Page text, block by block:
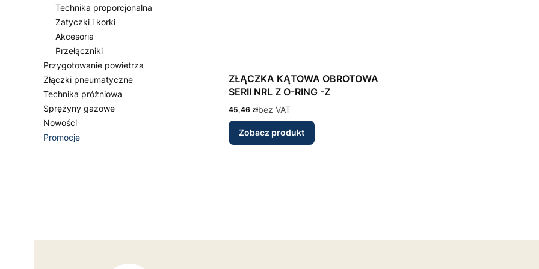
Technika proporcjonalna
Zatyczki i korki
Akcesoria
Przełączniki
Przygotowanie powietrza
Złączki pneumatyczne
Technika próżniowa
Sprężyny gazowe
Nowości
Promocje
ZŁĄCZKA KĄTOWA OBROTOWA
SERII NRL Z O-RING -Z
Cena
45,46 złbez VAT
Zobacz produkt